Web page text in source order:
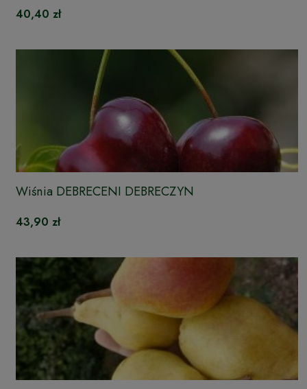
40,40 zł
Wiśnia DEBRECENI DEBRECZYN
43,90 zł